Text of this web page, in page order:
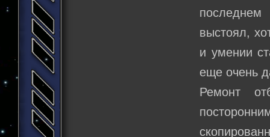
последнем
выстоял,
и умении
еще очень
Ремонт